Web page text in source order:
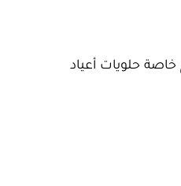
حلويات أعياد